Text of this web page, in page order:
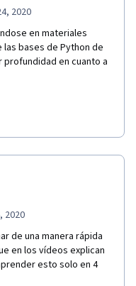
2020
en materiales
bases de Python de
profundidad en cuanto a
2020
de una manera rápida
en los vídeos explican
esto solo en 4